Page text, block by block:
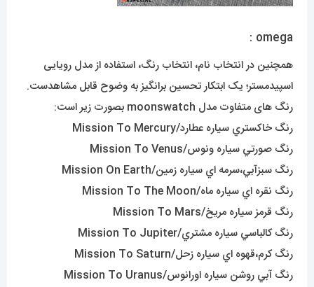
omega :
همچنین در انتخاب نام، انتخاب رنگ، استفاده از مدل رویایی
اسپیدمستر؛ یک ابتکار تحسین برانگیز به وضوح قابل مشاهدست.
رنگ های متفاوت مدل moonswatch بصورت زیر است:
رنگ خاکستري سياره عطارد/Mission To Mercury
رنگ صورتي سياره ونوس/Mission To Venus
رنگ سبزآبي،سرمه اي سياره زمين/Mission On Earth
رنگ نقره اي سياره ماه/Mission To The Moon
رنگ قرمز سياره مريخ/Mission To Mars
رنگ کالباسي سياره مشتري/Mission To Jupiter
رنگ کرم،قهوه اي سياره زحل/Mission To Saturn
رنگ آبي روشن سياره اورانوس/Mission To Uranus